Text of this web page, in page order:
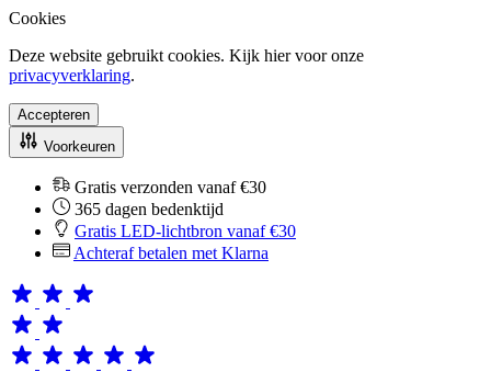
Cookies
Deze website gebruikt cookies. Kijk hier voor onze
privacyverklaring.
Accepteren
Voorkeuren
Gratis verzonden vanaf €30
365 dagen bedenktijd
Gratis LED-lichtbron vanaf €30
Achteraf betalen met Klarna